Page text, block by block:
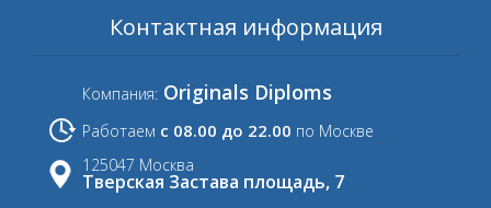
Контактная информация
Компания: Originals Diploms
Работаем с 08.00 до 22.00 по Москве
125047 Москва
Тверская Застава площадь, 7